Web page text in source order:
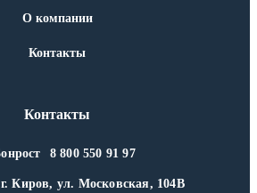
О компании
Контакты
Контакты
8 800 550 91 97
г. Киров, ул. Московская, 104В